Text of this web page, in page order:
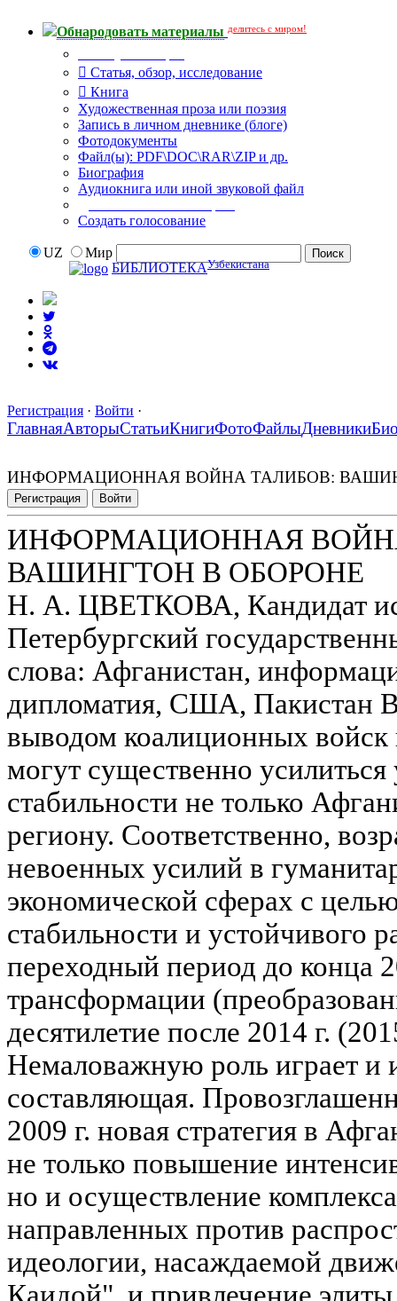
Обнародовать материалы делитесь с миром!
Статья, обзор, исследование
Книга
Художественная проза или поэзия
Запись в личном дневнике (блоге)
Фотодокументы
Файл(ы): PDF\DOC\RAR\ZIP и др.
Биография
Аудиокнига или иной звуковой файл
Создать голосование
UZ
Мир
БИБЛИОТЕКАУзбекистана
Регистрация · Войти ·
ГлавнаяАвторыСтатьиКнигиФотоФайлыДневники
ИНФОРМАЦИОННАЯ ВОЙНА ТАЛИБОВ:
Регистрация Войти
ИНФОРМАЦИОННАЯ
ВАШИНГТОН В ОБОРОНЕ
Н. А. ЦВЕТКОВА, Кандидат
Петербургский
слова: Афганистан,
дипломатия, США, Пакистан
выводом коалиционных войск
могут существенно
стабильности не только
региону. Соответственно,
невоенных усилий в
экономической сферах с
стабильности и устойчивого
переходный период до конца
трансформации
десятилетие после 2014 г.
Немаловажную роль играет и
составляющая.
2009 г. новая стратегия в
не только повышение
но и осуществление
направленных против
идеологии, насаждаемой
Каидой", и привлечение